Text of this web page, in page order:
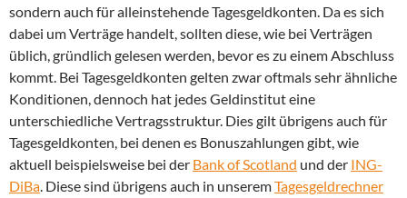
sondern auch für alleinstehende Tagesgeldkonten. Da es sich
dabei um Verträge handelt, sollten diese, wie bei Verträgen
üblich, gründlich gelesen werden, bevor es zu einem Abschluss
kommt. Bei Tagesgeldkonten gelten zwar oftmals sehr ähnliche
Konditionen, dennoch hat jedes Geldinstitut eine
unterschiedliche Vertragsstruktur. Dies gilt übrigens auch für
Tagesgeldkonten, bei denen es Bonuszahlungen gibt, wie
aktuell beispielsweise bei der Bank of Scotland und der ING-
DiBa. Diese sind übrigens auch in unseremTagesgeldrechner